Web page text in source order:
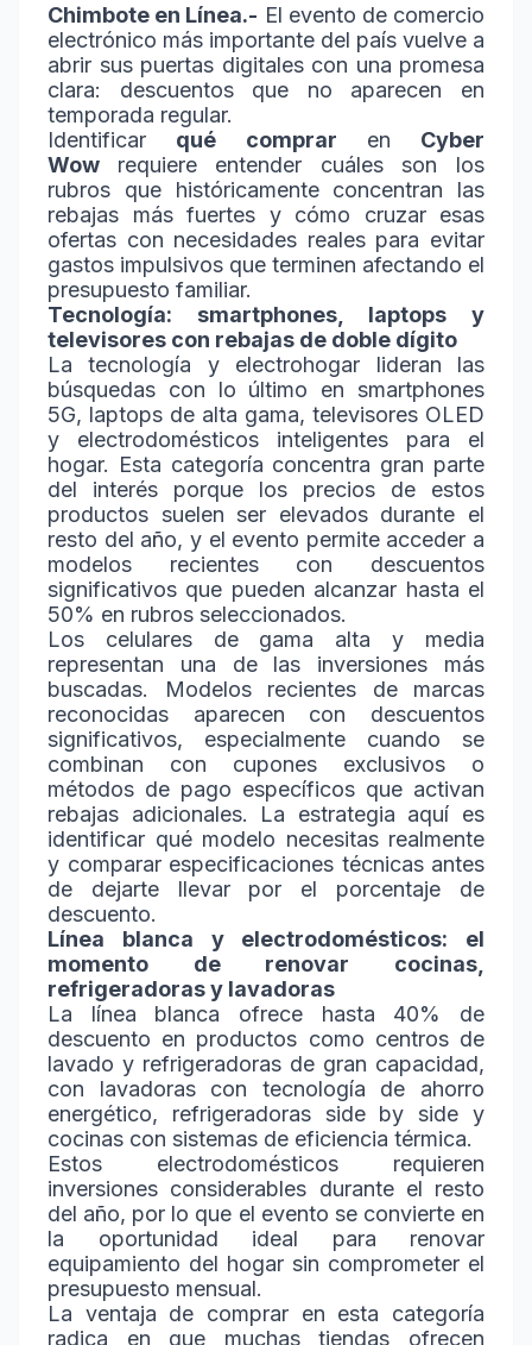
Chimbote en Línea.- El evento de comercio
electrónico más importante del país vuelve a
abrir sus puertas digitales con una promesa
clara: descuentos que no aparecen en
temporada regular.
Identificar qué comprar en Cyber
Wow
requiere entender cuáles son los
rubros que históricamente concentran las
rebajas más fuertes y cómo cruzar esas
ofertas con necesidades reales para evitar
gastos impulsivos que terminen afectando el
presupuesto familiar.
Tecnología: smartphones, laptops y
televisores con rebajas de doble dígito
La tecnología y electrohogar lideran las
búsquedas con lo último en smartphones
5G, laptops de alta gama, televisores OLED
y electrodomésticos inteligentes para el
hogar. Esta categoría concentra gran parte
del interés porque los precios de estos
productos suelen ser elevados durante el
resto del año, y el evento permite acceder a
modelos recientes con descuentos
significativos que pueden alcanzar hasta el
50% en rubros seleccionados.
Los celulares de gama alta y media
representan una de las inversiones más
buscadas. Modelos recientes de marcas
reconocidas aparecen con descuentos
significativos, especialmente cuando se
combinan con cupones exclusivos o
métodos de pago específicos que activan
rebajas adicionales. La estrategia aquí es
identificar qué modelo necesitas realmente
y comparar especificaciones técnicas antes
de dejarte llevar por el porcentaje de
descuento.
Línea blanca y electrodomésticos: el
momento de renovar cocinas,
refrigeradoras y lavadoras
La línea blanca ofrece hasta 40% de
descuento en productos como centros de
lavado y refrigeradoras de gran capacidad,
con lavadoras con tecnología de ahorro
energético, refrigeradoras side by side y
cocinas con sistemas de eficiencia térmica.
Estos electrodomésticos requieren
inversiones considerables durante el resto
del año, por lo que el evento se convierte en
la oportunidad ideal para renovar
equipamiento del hogar sin comprometer el
presupuesto mensual.
La ventaja de comprar en esta categoría
radica en que muchas tiendas ofrecen